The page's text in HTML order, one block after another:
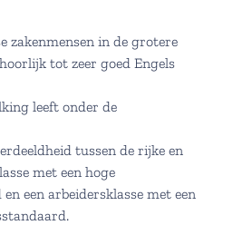
zakenmensen in de grotere
tot zeer goed Engels
leeft onder de
tussen de rijke en
met een hoge
een arbeidersklasse met een